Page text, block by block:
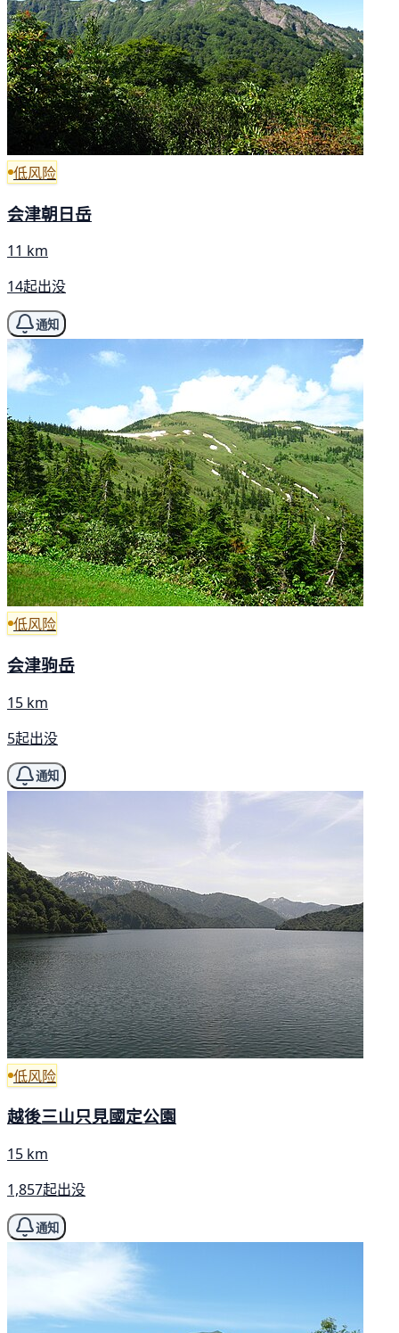
低风险
会津朝日岳
11 km
14起出没
通知
低风险
会津驹岳
15 km
5起出没
通知
低风险
越後三山只見國定公園
15 km
1,857起出没
通知